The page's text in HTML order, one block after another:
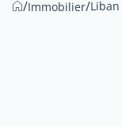
/Immobilier/Liban